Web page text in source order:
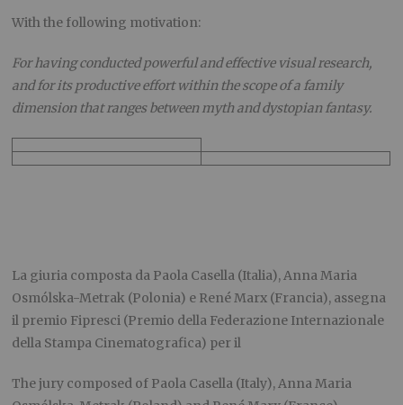
With the following motivation:
For having conducted powerful and effective visual research,
and for its productive effort within the scope of a family
dimension that ranges between myth and dystopian fantasy.
La giuria composta da Paola Casella (Italia), Anna Maria
Osmólska-Metrak (Polonia) e René Marx (Francia), assegna
il premio Fipresci (Premio della Federazione Internazionale
della Stampa Cinematografica) per il
The jury composed of Paola Casella (Italy), Anna Maria